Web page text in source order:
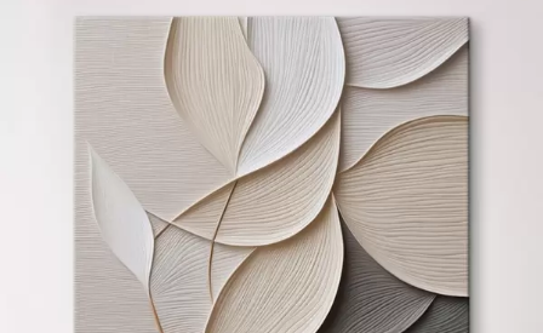
Яскраві, насичені кольори
Стійкість до вицвітання
Безпечне чорнило без запаху
Поверхня з текстурою полотна
Екологічний матеріал
Преміум
980.00 грн
Яскраві, насичені кольори
Стійкість до вицвітання